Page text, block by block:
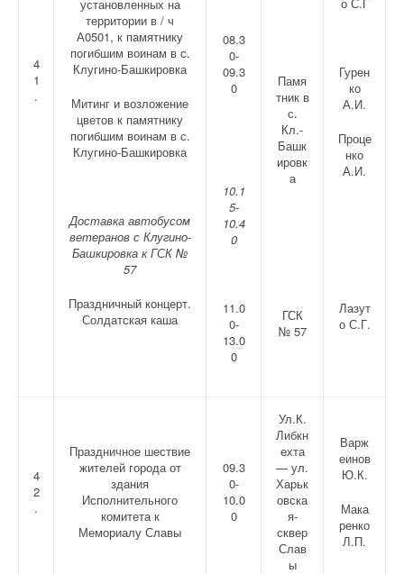
4
1
.
установленных на
территории в / ч
А0501, к памятнику
погибшим воинам в с.
Клугино-Башкировка
Митинг и возложение
цветов к памятнику
погибшим воинам в с.
Клугино-Башкировка
Доставка автобусом
ветеранов с Клугино-
Башкировка к ГСК №
57
Праздничный концерт.
Солдатская каша
08.3
0-
09.3
0
10.1
5-
10.4
0
11.0
0-
13.0
0
Памя
тник в
с.
Кл.-
Башк
ировк
а
ГСК
№ 57
Гурен
ко
А.И.
Проце
нко
А.И.
Лазут
о С.Г.
4
2
.
Праздничное шествие
жителей города от
здания
Исполнительного
комитета к
Мемориалу Славы
09.3
0-
10.0
0
Ул.К.
Либкн
ехта
— ул.
Харьк
овска
я-
сквер
Слав
ы
Варж
еинов
Ю.К.
Мака
ренко
Л.П.